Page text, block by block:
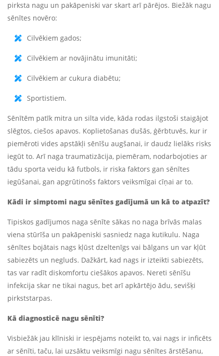
pirksta nagu un pakāpeniski var skart arī pārējos. Biežāk nagu
sēnītes novēro:
Cilvēkiem gados;
Cilvēkiem ar novājinātu imunitāti;
Cilvēkiem ar cukura diabētu;
Sportistiem.
Sēnītēm patīk mitra un silta vide, kāda rodas ilgstoši staigājot
slēgtos, ciešos apavos. Koplietošanas dušās, ģērbtuvēs, kur ir
piemēroti vides apstākļi sēnīšu augšanai, ir daudz lielāks risks
iegūt to. Arī naga traumatizācija, piemēram, nodarbojoties ar
tādu sporta veidu kā futbols, ir riska faktors gan sēnītes
iegūšanai, gan apgrūtinošs faktors veiksmīgai cīņai ar to.
Kādi ir simptomi nagu sēnītes gadījumā un kā to atpazīt?
Tipiskos gadījumos naga sēnīte sākas no naga brīvās malas
viena stūrīša un pakāpeniski sasniedz naga kutikulu. Naga
sēnītes bojātais nags kļūst dzeltenīgs vai bālgans un var kļūt
sabiezēts un negluds. Dažkārt, kad nags ir izteikti sabiezēts,
tas var radīt diskomfortu ciešākos apavos. Nereti sēnīšu
infekcija skar ne tikai nagus, bet arī apkārtējo ādu, sevišķi
pirkststarpas.
Kā diagnosticē nagu sēnīti?
Visbiežāk jau klīniski ir iespējams noteikt to, vai nags ir inficēts
ar sēnīti, taču, lai uzsāktu veiksmīgi nagu sēnītes ārstēšanu,